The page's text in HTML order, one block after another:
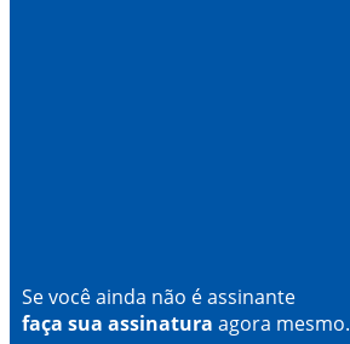
Se você ainda não é assinante
faça sua assinatura agora mesmo.